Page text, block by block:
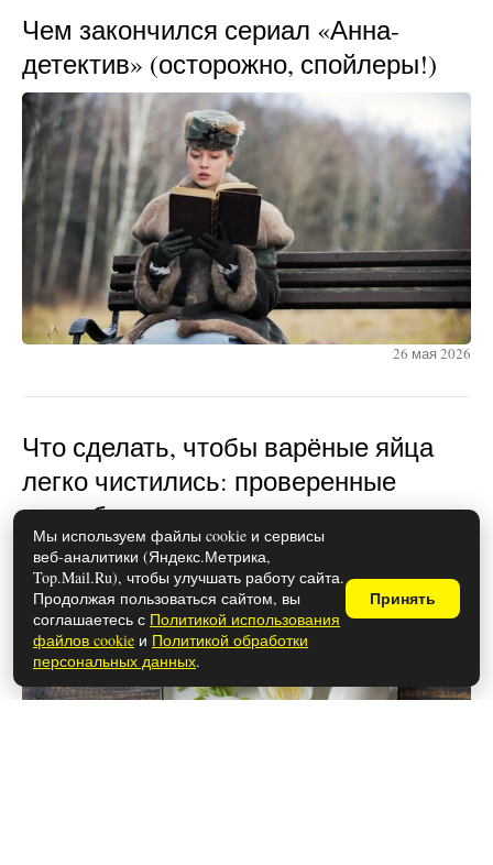
Чем закончился сериал «Анна-
детектив» (осторожно, спойлеры!)
26 мая 2026
Что сделать, чтобы варёные яйца
легко чистились: проверенные
способы
Мы используем файлы cookie и сервисы
веб-аналитики (Яндекс.Метрика,
Top.Mail.Ru), чтобы улучшать работу сайта.
Продолжая пользоваться сайтом, вы
соглашаетесь с Политикой использования
файлов cookie и Политикой обработки
персональных данных.
Принять